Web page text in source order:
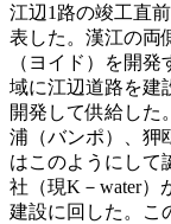
江辺1路の竣工直
表した。漢江の両
（ヨイド）を開
域に江辺道路を建
開発して供給した
浦（バンポ）、狎
はこのようにして
社（現K－water）
建設に回した。こ